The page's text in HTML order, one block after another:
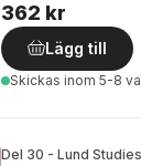
362 kr
Lägg till
Skickas inom 5-8
Del 30 - Lund